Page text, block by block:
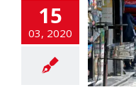
15
03, 2020
du
s’arrête pas
A LA UNE
DEFENSE
flashinfos